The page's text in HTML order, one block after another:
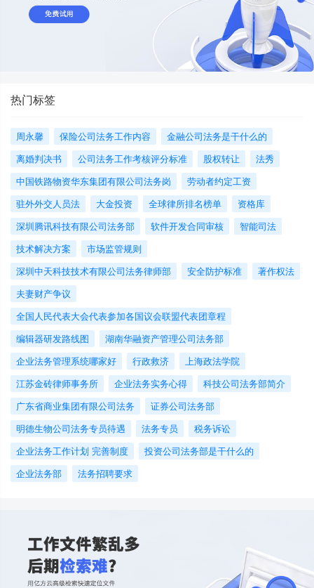
热门标签
周永馨 保险公司法务工作内容
金融公司法务是干什么的
离婚判决书
公司法务工作考核评分标准 股权转让
法秀
中国铁路物资华东集团有限公司法务岗
劳动者约定工资
驻外外交人员法
大金投资 全球律所排名榜单
资格库
深圳腾讯科技有限公司法务部
软件开发合同审核
智能司法
技术解决方案
市场监管规则
深圳中天科技技术有限公司法务律师部
安全防护标准
著作权法
夫妻财产争议
全国人民代表大会代表参加各国议会联盟代表团章程
编辑器研发路线图
湖南华融资产管理公司法务部
企业法务管理系统哪家好
行政救济
上海政法学院
江苏金砖律师事务所
企业法务实务心得
科技公司法务部简介
广东省商业集团有限公司法务
证券公司法务部
明德生物公司法务专员待遇
法务专员
税务诉讼
企业法务工作计划 完善制度
投资公司法务部是干什么的
企业法务部
法务招聘要求